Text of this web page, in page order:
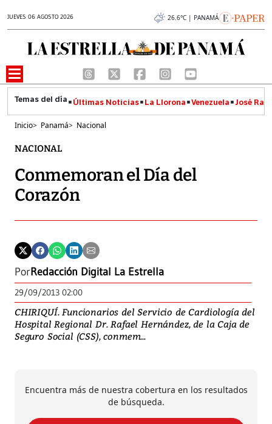
JUEVES 06 AGOSTO 2026 26.6°C | PANAMÁ
Últimas Noticias La Llorona Venezuela José
Inicio> Panamá> Nacional
NACIONAL
Conmemoran el Día del
Corazón
PorRedacción Digital La Estrella
29/09/2013 02:00
CHIRIQUÍ. Funcionarios del Servicio de Cardiología del
Hospital Regional Dr. Rafael Hernández, de la Caja de
Seguro Social (CSS), conmem...
Encuentra más de nuestra cobertura en los resultados
de búsqueda.